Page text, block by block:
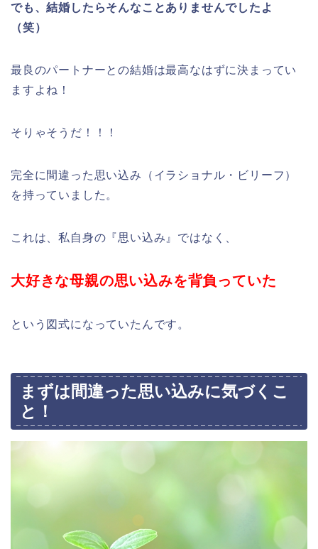
でも、結婚したらそんなことありませんでしたよ
（笑）
最良のパートナーとの結婚は最高なはずに決まってい
ますよね！
そりゃそうだ！！！
完全に間違った思い込み（イラショナル・ビリーフ）
を持っていました。
これは、私自身の『思い込み』ではなく、
大好きな母親の思い込みを背負っていた
という図式になっていたんです。
まずは間違った思い込みに気づくこ
と！